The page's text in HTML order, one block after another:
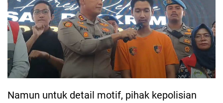
Namun untuk detail motif, pihak kepolisian